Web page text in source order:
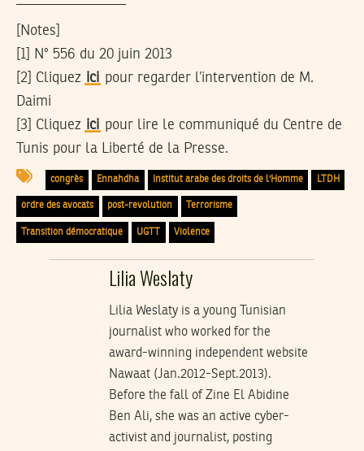
[Notes]
[1] N° 556 du 20 juin 2013
[2] Cliquez ici pour regarder l’intervention de M.
Daimi
[3] Cliquez ici pour lire le communiqué du Centre de
Tunis pour la Liberté de la Presse.
congrès Ennahdha Institut arabe des droits de l'Homme LTDH
ordre des avocats post-revolution Terrorisme
Transition démocratique UGTT Violence
Lilia Weslaty
Lilia Weslaty is a young Tunisian
journalist who worked for the
award-winning independent website
Nawaat (Jan.2012-Sept.2013).
Before the fall of Zine El Abidine
Ben Ali, she was an active cyber-
activist and journalist, posting